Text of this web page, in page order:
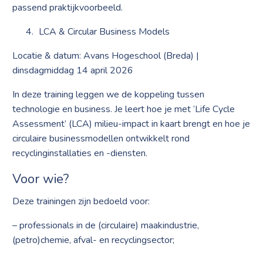
passend praktijkvoorbeeld.
LCA & Circular Business Models
Locatie & datum: Avans Hogeschool (Breda) |
dinsdagmiddag 14 april 2026
In deze training leggen we de koppeling tussen
technologie en business. Je leert hoe je met ‘Life Cycle
Assessment’ (LCA) milieu-impact in kaart brengt en hoe je
circulaire businessmodellen ontwikkelt rond
recyclinginstallaties en -diensten.
Voor wie?
Deze trainingen zijn bedoeld voor:
– professionals in de (circulaire) maakindustrie,
(petro)chemie, afval- en recyclingsector;